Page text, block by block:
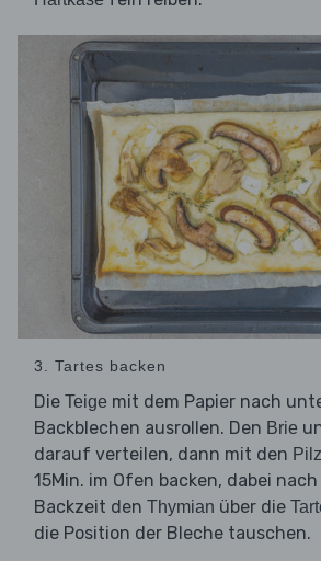
3. Tartes backen
Die Teige mit dem Papier nach
Backblechen ausrollen. Den Brie
darauf verteilen, dann mit den
15Min. im Ofen backen, dabei
Backzeit den Thymian über die
die Position der Bleche tauschen.